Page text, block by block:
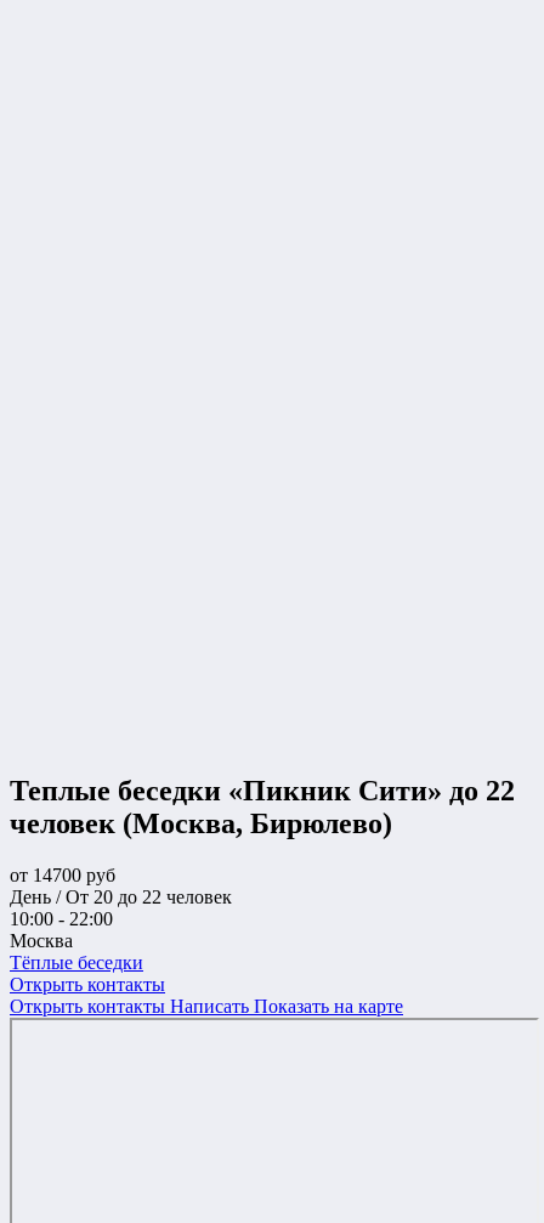
Теплые беседки «Пикник Сити» до 22
человек (Москва, Бирюлево)
от 14700 руб
День / От 20 до 22 человек
10:00 - 22:00
Москва
Тёплые беседки
Открыть контакты
Открыть контакты Написать Показать на карте